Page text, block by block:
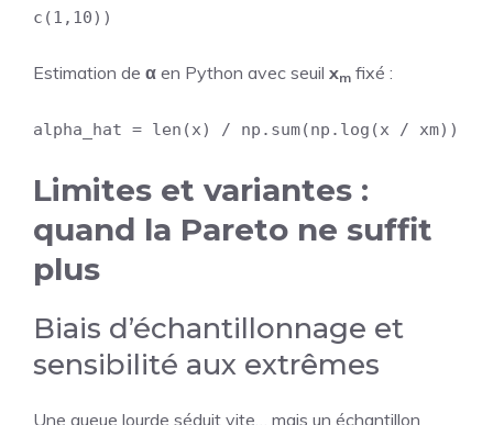
c(1,10))
Estimation de α en Python avec seuil xm fixé :
alpha_hat = len(x) / np.sum(np.log(x / xm))
Limites et variantes :
quand la Pareto ne suffit
plus
Biais d’échantillonnage et
sensibilité aux extrêmes
Une queue lourde séduit vite… mais un échantillon